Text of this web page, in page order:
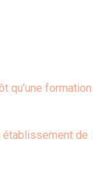
qu’une formation
établissement de